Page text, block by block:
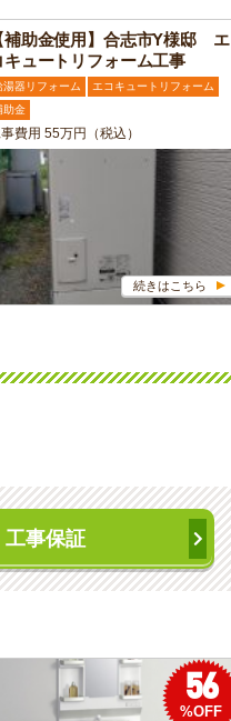
補助金使用】合志市Y様邸 エ
キュートリフォーム工事
湯器リフォーム
エコキュートリフォーム
助金
費用 55万円（税込）
続きはこちら
工事保証
56
%OFF